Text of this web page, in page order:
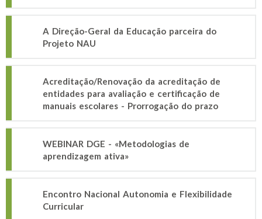
A Direção-Geral da Educação parceira do
Projeto NAU
Acreditação/Renovação da acreditação de
entidades para avaliação e certificação de
manuais escolares - Prorrogação do prazo
WEBINAR DGE - «Metodologias de
aprendizagem ativa»
Encontro Nacional Autonomia e Flexibilidade
Curricular